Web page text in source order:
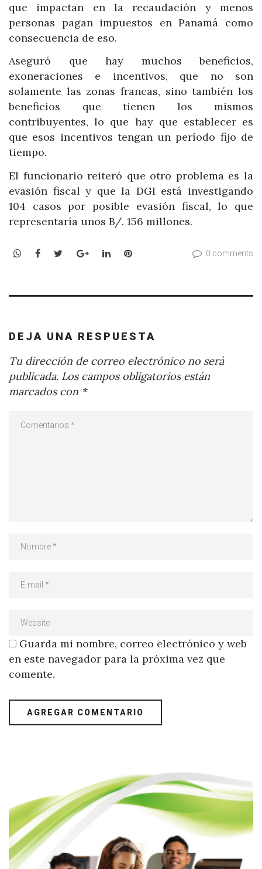
que impactan en la recaudación y menos
personas pagan impuestos en Panamá como
consecuencia de eso.
Aseguró que hay muchos beneficios,
exoneraciones e incentivos, que no son
solamente las zonas francas, sino también los
beneficios que tienen los mismos
contribuyentes, lo que hay que establecer es
que esos incentivos tengan un período fijo de
tiempo.
El funcionario reiteró que otro problema es la
evasión fiscal y que la DGI está investigando
104 casos por posible evasión fiscal, lo que
representaría unos B/. 156 millones.
WhatsApp
Facebook
TwitterGoogle+LinkedInPinterest 0 comments
DEJA UNA RESPUESTA
Tu dirección de correo electrónico no será
publicada. Los campos obligatorios están
marcados con *
Guarda mi nombre, correo electrónico y web
en este navegador para la próxima vez que
comente.